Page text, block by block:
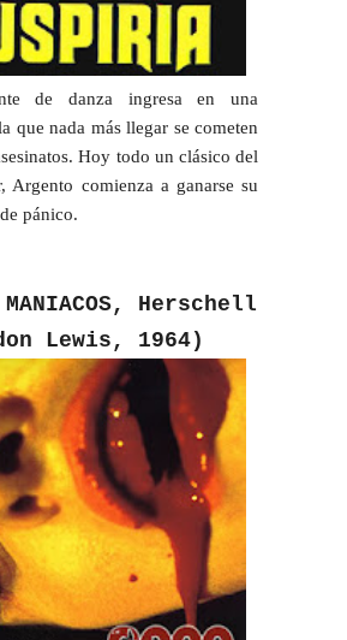
de danza ingresa en una
que nada más llegar se cometen
Hoy todo un clásico del
Argento comienza a ganarse su
pánico.
Herschell
Lewis, 1964)